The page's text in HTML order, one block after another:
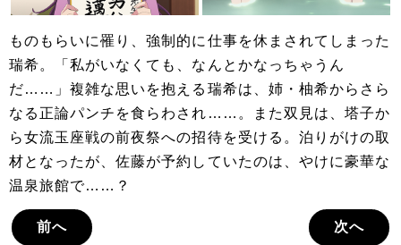
ものもらいに罹り、強制的に仕事を休まされてしまった
瑞希。「私がいなくても、なんとかなっちゃうん
だ……」複雑な思いを抱える瑞希は、姉・柚希からさら
なる正論パンチを食らわされ……。また双見は、塔子か
ら女流玉座戦の前夜祭への招待を受ける。泊りがけの取
材となったが、佐藤が予約していたのは、やけに豪華な
温泉旅館で……？
前へ 次へ